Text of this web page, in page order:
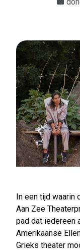
In een tijd
Aan Zee
pad dat iedereen
Amerikaanse
Grieks theater